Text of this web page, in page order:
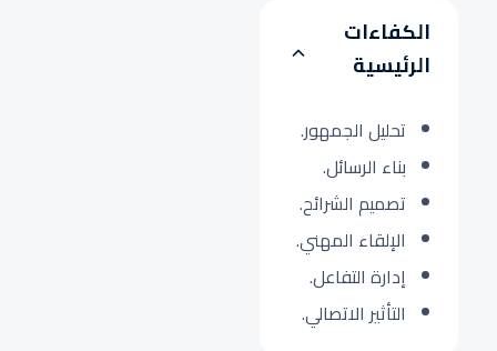
الكفاءات
الرئيسية
تحليل الجمهور.
بناء الرسائل.
تصميم الشرائح.
الإلقاء المهني.
إدارة التفاعل.
التأثير الاتصالي.